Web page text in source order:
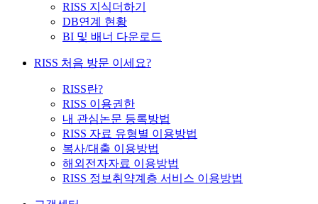
RISS 지식더하기
DB연계 현황
BI 및 배너 다운로드
RISS 처음 방문 이세요?
RISS란?
RISS 이용권한
내 관심논문 등록방법
RISS 자료 유형별 이용방법
복사/대출 이용방법
해외전자자료 이용방법
RISS 정보취약계층 서비스 이용방법